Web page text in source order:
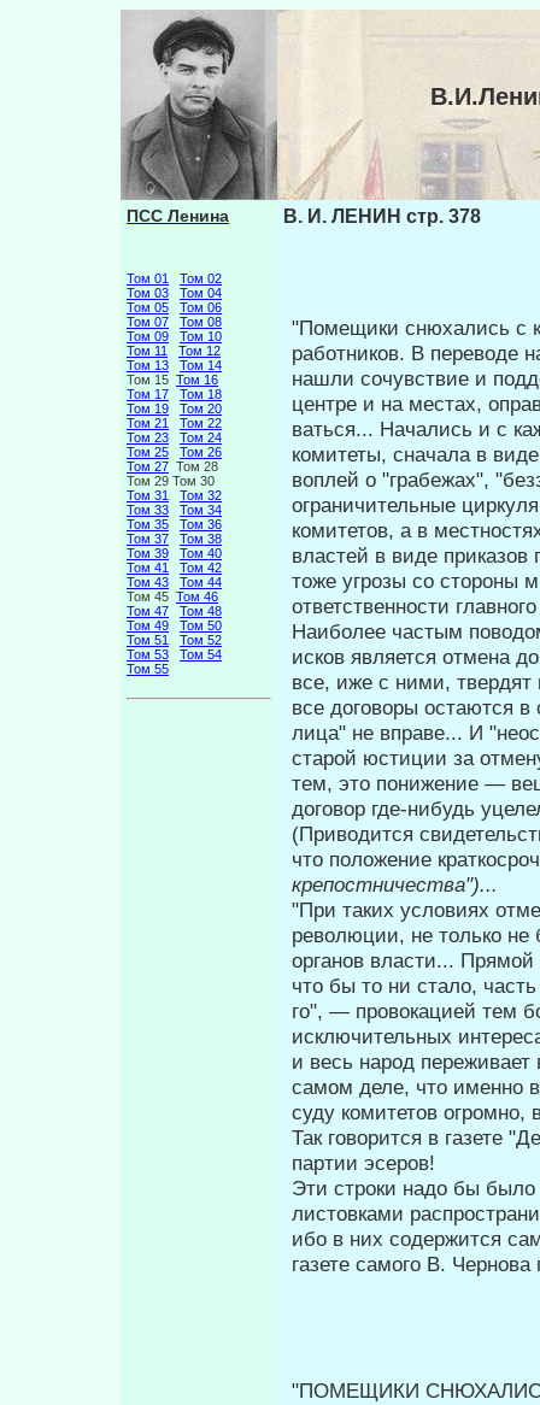
ПСС Ленина
Том 01
Том 02
Том 03
Том 04
Том 05
Том 06
Том 07
Том 08
Том 09
Том 10
Том 11
Том 12
Том 13
Том 14
Том 15 Том 16
Том 17
Том 18
Том 19
Том 20
Том 21
Том 22
Том 23
Том 24
Том 25
Том 26
Том 27 Том 28
Том 29 Том 30
Том 31
Том 32
Том 33
Том 34
Том 35
Том 36
Том 37
Том 38
Том 39
Том 40
Том 41
Том 42
Том 43
Том 44
Том 45 Том 46
Том 47
Том 48
Том 49
Том 50
Том 51
Том 52
Том 53
Том 54
Том 55
В. И. ЛЕНИН стр. 378
"Помещики снюхались с
работников. В перево­де
нашли сочувствие и
центре и на местах,
ваться... Начались и с
комитеты, сначала в
воплей о "грабежах",
ограничительные
комите­тов, а в
властей в виде
тоже угрозы со стороны
ответственности
Наиболее частым
исков является отмена
все, иже с ними, твердят
все договоры остаются
лица" не вправе... И
старой юстиции за
тем, это понижение —
договор где-нибудь
(Приводится
что по­ложение
крепостничества")...
"При таких условиях
революции, не только
органов власти...
что бы то ни стало,
го", — провокацией тем
исключительных
и весь народ
самом деле, что именно
суду коми­тетов
Так говорится в газете
партии эсеров!
Эти строки надо бы было
лис­товками
ибо в них содержится
газете самого В. Чернова
"ПОМЕЩИКИ